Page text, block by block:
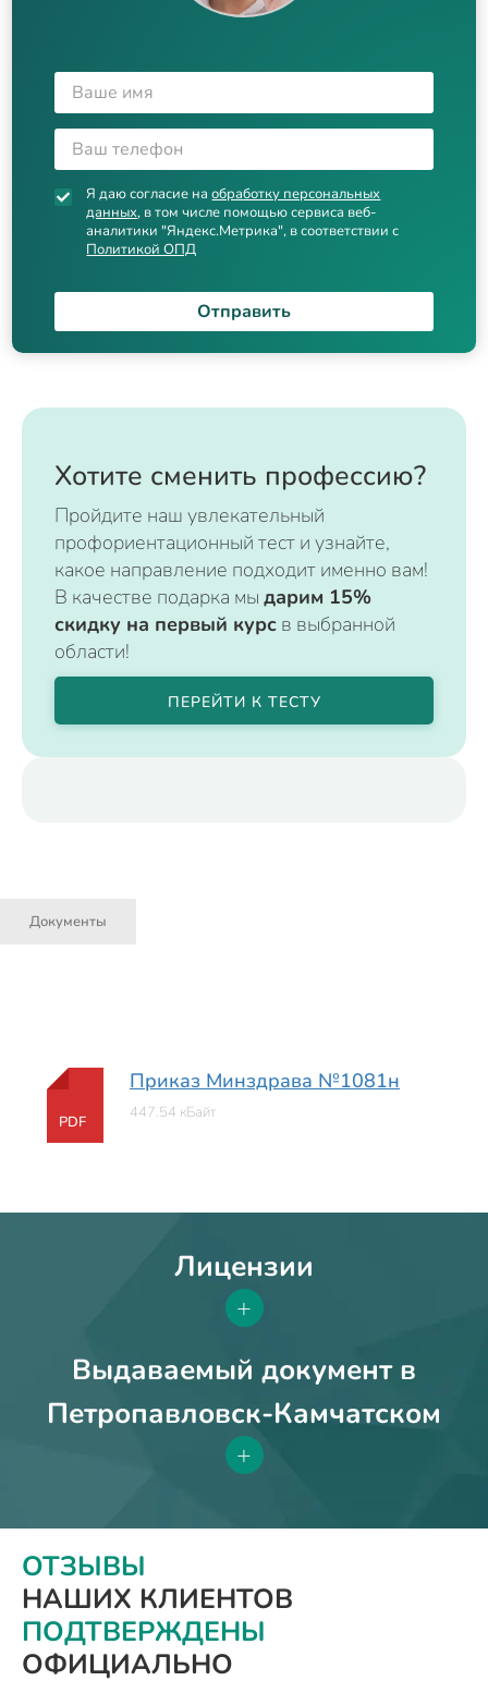
Я даю согласие наобработку персональных
данных, в том числе помощью сервиса веб-
аналитики "Яндекс.Метрика", в соответствии с
Политикой ОПД
Отправить
Хотите сменить профессию?
Пройдите наш увлекательный
профориентационный тест и узнайте,
какое направление подходит именно вам!
В качестве подарка мы дарим 15%
скидку на первый курс в выбранной
области!
ПЕРЕЙТИ К ТЕСТУ
Документы
PDF
Приказ Минздрава №1081н
447.54 кБайт
Лицензии
+
Выдаваемый документ в
Петропавловск-Камчатском
+
ОТЗЫВЫ
НАШИХ КЛИЕНТОВ
ПОДТВЕРЖДЕНЫ
ОФИЦИАЛЬНО